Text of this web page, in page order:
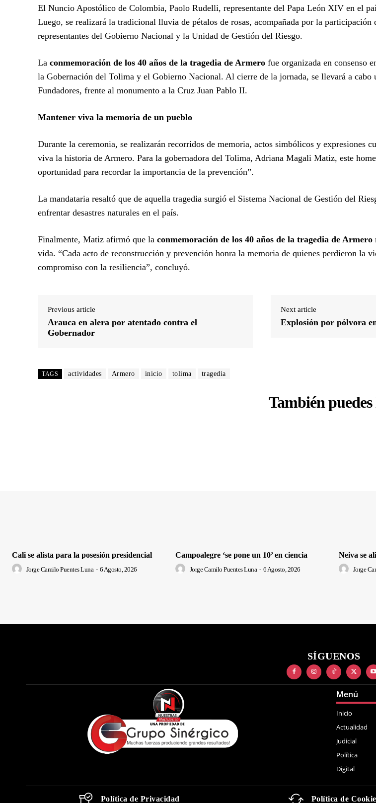
El Nuncio Apostólico de Colombia, Paolo Rudelli, representante del Papa León XIV en el
Luego, se realizará la tradicional lluvia de pétalos de rosas, acompañada por la
representantes del Gobierno Nacional y la Unidad de Gestión del Riesgo.
La conmemoración de los 40 años de la tragedia de Armero fue organizada en consenso
la Gobernación del Tolima y el Gobierno Nacional. Al cierre de la jornada, se llevará a cabo
Fundadores, frente al monumento a la Cruz Juan Pablo II.
Mantener viva la memoria de un pueblo
Durante la ceremonia, se realizarán recorridos de memoria, actos simbólicos y expresiones
viva la historia de Armero. Para la gobernadora del Tolima, Adriana Magali Matiz, este
oportunidad para recordar la importancia de la prevención”.
La mandataria resaltó que de aquella tragedia surgió el Sistema Nacional de Gestión del
enfrentar desastres naturales en el país.
Finalmente, Matiz afirmó que la conmemoración de los 40 años de la tragedia de Armero
vida. “Cada acto de reconstrucción y prevención honra la memoria de quienes perdieron la
compromiso con la resiliencia”, concluyó.
Previous article
Arauca en alera por atentado contra el
Gobernador
Next article
Explosión por pólvora
TAGS actividades Armero inicio tolima tragedia
También puedes
Cali se alista para la posesión presidencial
Jorge Camilo Puentes Luna - 6 Agosto, 2026
Campoalegre ‘se pone un 10’ en ciencia
Jorge Camilo Puentes Luna - 6 Agosto, 2026
Neiva se
Jorge
SÍGUENOS
Menú
Inicio
Actualidad
Judicial
Política
Digital
Política de Privacidad Política de